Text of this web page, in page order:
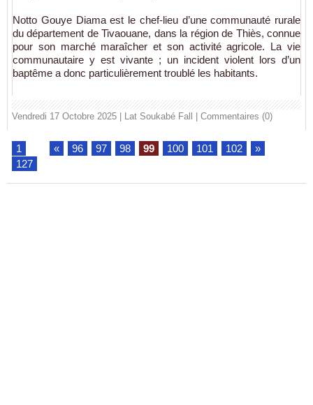
Notto Gouye Diama est le chef-lieu d’une communauté rurale
du département de Tivaouane, dans la région de Thiès, connue
pour son marché maraîcher et son activité agricole. La vie
communautaire y est vivante ; un incident violent lors d’un
baptême a donc particulièrement troublé les habitants.
Vendredi 17 Octobre 2025 | Lat Soukabé Fall Commentaires (0)
1 « 96 97 98 99 100 101 102 »
127